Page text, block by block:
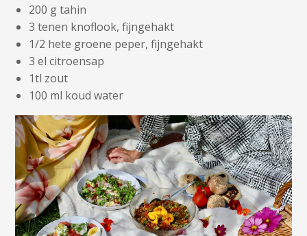
200 g tahin
3 tenen knoflook, fijngehakt
1/2 hete groene peper, fijngehakt
3 el citroensap
1tl zout
100 ml koud water